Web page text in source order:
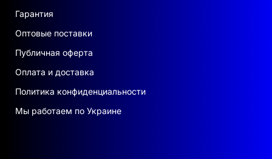
Гарантия
Оптовые поставки
Публичная оферта
Оплата и доставка
Политика конфиденциальности
Мы работаем по Украине